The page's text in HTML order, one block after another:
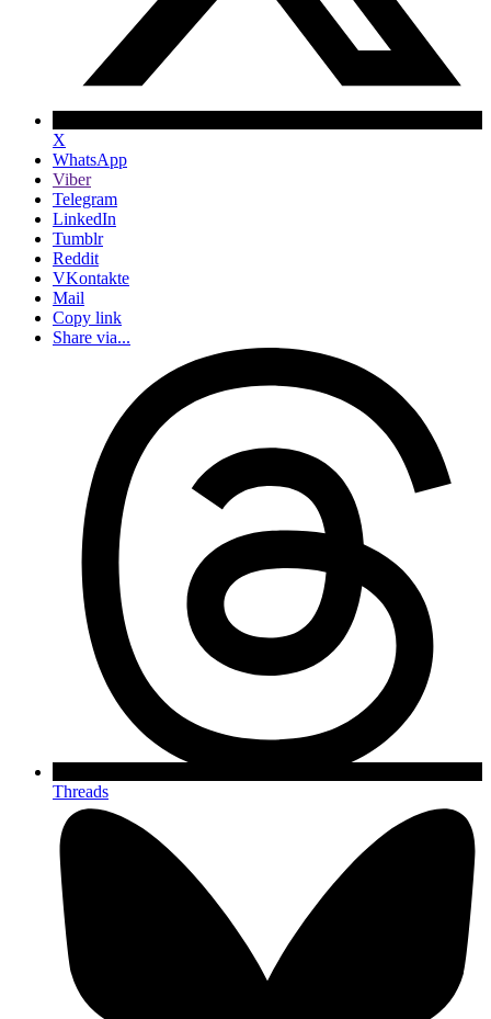
X
WhatsApp
Viber
Telegram
LinkedIn
Tumblr
Reddit
VKontakte
Mail
Copy link
Share via...
Threads